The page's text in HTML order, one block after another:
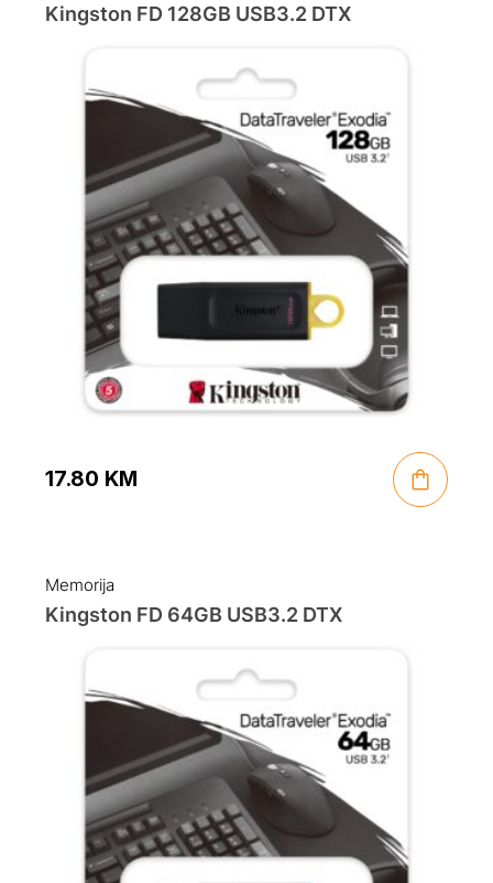
Kingston FD 128GB USB3.2 DTX
17.80 KM
Memorija
Kingston FD 64GB USB3.2 DTX